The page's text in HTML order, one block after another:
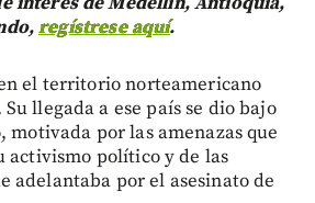
regístrese aquí.
el territorio norteamericano
llegada a ese país se dio bajo
por las amenazas que
activismo político y de las
adelantaba por el asesinato de